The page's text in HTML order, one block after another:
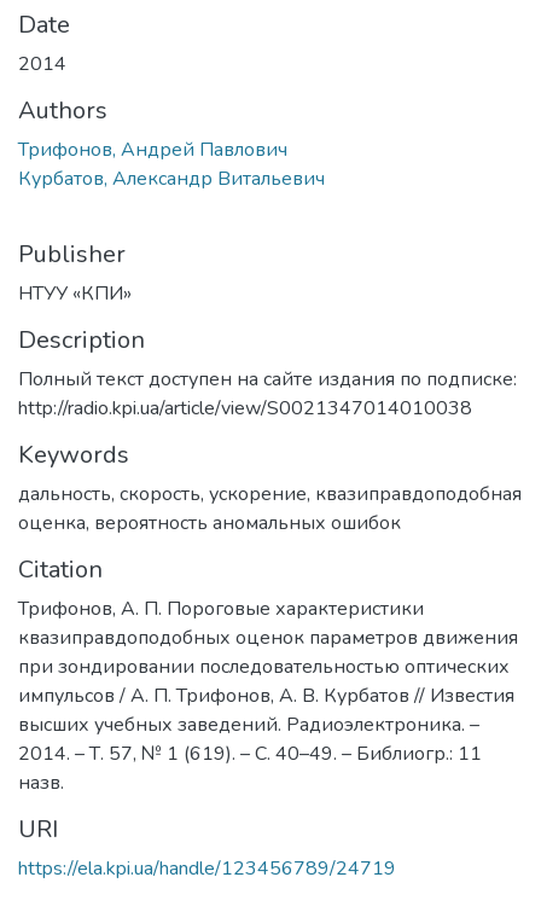
Date
2014
Authors
Трифонов, Андрей Павлович
Курбатов, Александр Витальевич
Publisher
НТУУ «КПИ»
Description
Полный текст доступен на сайте издания по подписке:
http://radio.kpi.ua/article/view/S0021347014010038
Keywords
дальность, скорость, ускорение, квазиправдоподобная
оценка, вероятность аномальных ошибок
Citation
Трифонов, А. П. Пороговые характеристики
квазиправдоподобных оценок параметров движения
при зондировании последовательностью оптических
импульсов / А. П. Трифонов, А. В. Курбатов // Известия
высших учебных заведений. Радиоэлектроника. –
2014. – Т. 57, № 1 (619). – C. 40–49. – Библиогр.: 11
назв.
URI
https://ela.kpi.ua/handle/123456789/24719